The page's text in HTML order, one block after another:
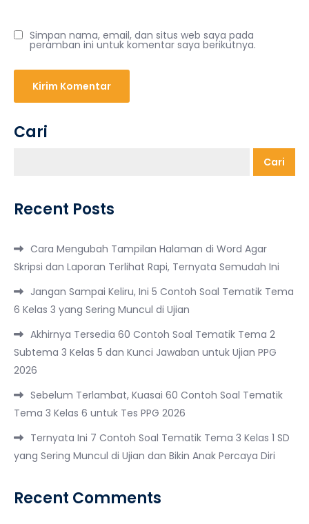
Simpan nama, email, dan situs web saya pada
peramban ini untuk komentar saya berikutnya.
Cari
Cari
Recent Posts
Cara Mengubah Tampilan Halaman di Word Agar
Skripsi dan Laporan Terlihat Rapi, Ternyata Semudah Ini
Jangan Sampai Keliru, Ini 5 Contoh Soal Tematik Tema
6 Kelas 3 yang Sering Muncul di Ujian
Akhirnya Tersedia 60 Contoh Soal Tematik Tema 2
Subtema 3 Kelas 5 dan Kunci Jawaban untuk Ujian PPG
2026
Sebelum Terlambat, Kuasai 60 Contoh Soal Tematik
Tema 3 Kelas 6 untuk Tes PPG 2026
Ternyata Ini 7 Contoh Soal Tematik Tema 3 Kelas 1 SD
yang Sering Muncul di Ujian dan Bikin Anak Percaya Diri
Recent Comments